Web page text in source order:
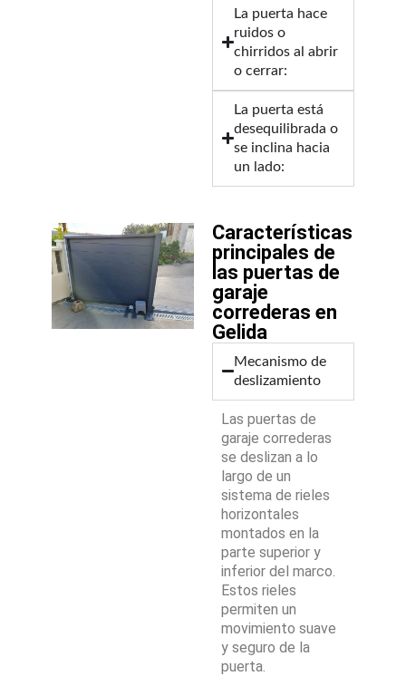
La puerta hace
ruidos o
chirridos al abrir
o cerrar:
La puerta está
desequilibrada o
se inclina hacia
un lado:
Características
principales de
las puertas de
garaje
correderas en
Gelida
Mecanismo de
deslizamiento
Las puertas de
garaje correderas
se deslizan a lo
largo de un
sistema de rieles
horizontales
montados en la
parte superior y
inferior del marco.
Estos rieles
permiten un
movimiento suave
y seguro de la
puerta.